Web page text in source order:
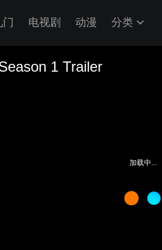
门 电视剧 动漫 分类
1 Trailer
加载中...